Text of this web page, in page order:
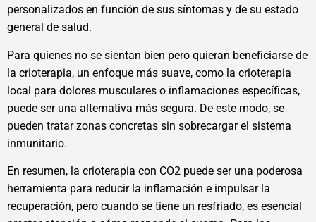
personalizados en función de sus síntomas y de su estado
general de salud.
Para quienes no se sientan bien pero quieran beneficiarse de
la crioterapia, un enfoque más suave, como la crioterapia
local para dolores musculares o inflamaciones específicas,
puede ser una alternativa más segura. De este modo, se
pueden tratar zonas concretas sin sobrecargar el sistema
inmunitario.
En resumen, la crioterapia con CO2 puede ser una poderosa
herramienta para reducir la inflamación e impulsar la
recuperación, pero cuando se tiene un resfriado, es esencial